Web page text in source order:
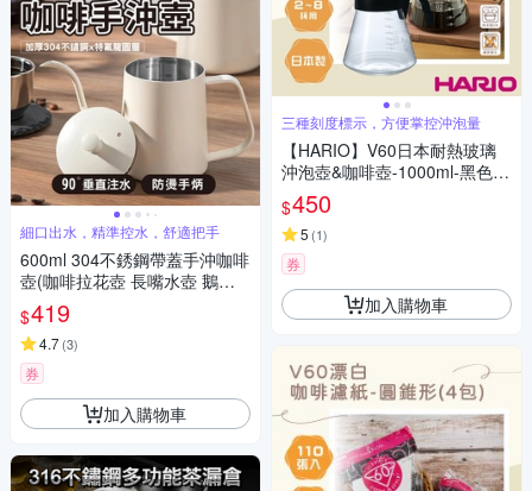
細口出水，精準控水，舒適把手
600ml 304不銹鋼帶蓋手沖咖啡
壺(咖啡拉花壺 長嘴水壺 鵝嘴
壺 細口壺 手沖咖啡 掛耳咖啡
禮物)
$419
4.7(3)
券
加入購物車
三種刻度標示，方便掌控沖泡量
【HARIO】V60日本耐熱玻璃
沖泡壺&咖啡壺-1000ml-黑色(V
CS-03B)
$450
5 (1)
券
加入購物車